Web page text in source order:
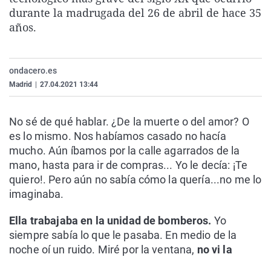
La rosa de los vientos
Caso
Extremadura
País Vasco
Virales
durante la madrugada del 26 de abril de hace 35
años.
ondacero.es
Madrid 27.04.2021 13:44
No sé de qué hablar. ¿De la muerte o del amor? O
es lo mismo. Nos habíamos casado no hacía
mucho. Aún íbamos por la calle agarrados de la
mano, hasta para ir de compras... Yo le decía: ¡Te
quiero!. Pero aún no sabía cómo la quería...no me lo
imaginaba.
Ella trabajaba en la unidad de bomberos. Yo
siempre sabía lo que le pasaba. En medio de la
noche oí un ruido. Miré por la ventana, no vi la